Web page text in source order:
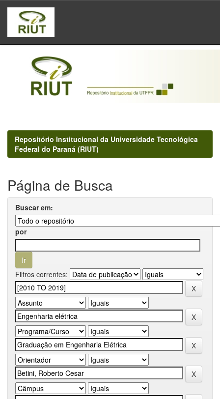
Skip
navigation
Repositório Institucional da Universidade Tecnológica
Federal do Paraná (RIUT)
Página de Busca
Buscar em:
por
Filtros correntes: